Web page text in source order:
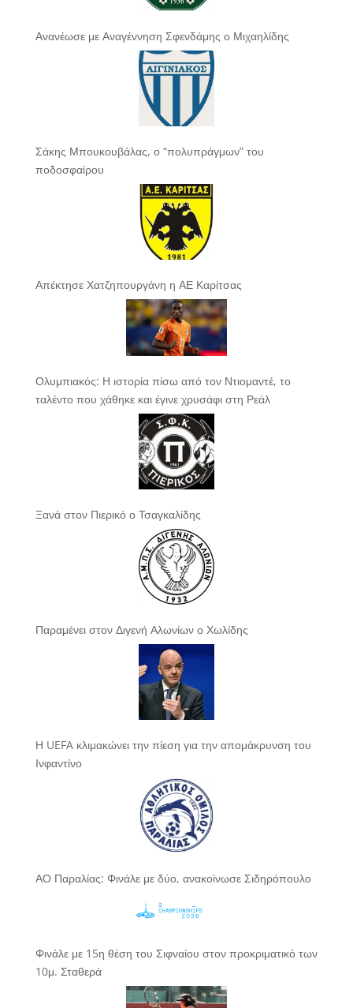
Ανανέωσε με Αναγέννηση Σφενδάμης ο Μιχαηλίδης
Σάκης Μπουκουβάλας, ο “πολυπράγμων” του
ποδοσφαίρου
Απέκτησε Χατζηπουργάνη η ΑΕ Καρίτσας
Ολυμπιακός: Η ιστορία πίσω από τον Ντιομαντέ, το
ταλέντο που χάθηκε και έγινε χρυσάφι στη Ρεάλ
Ξανά στον Πιερικό ο Τσαγκαλίδης
Παραμένει στον Διγενή Αλωνίων ο Χωλίδης
Η UEFA κλιμακώνει την πίεση για την απομάκρυνση του
Ινφαντίνο
ΑΟ Παραλίας: Φινάλε με δύο, ανακοίνωσε Σιδηρόπουλο
Φινάλε με 15η θέση του Σιφναίου στον προκριματικό των
10μ. Σταθερά